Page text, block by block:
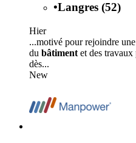
•Langres (52)
Hier
...motivé pour rejoindre
du bâtiment et des travaux
dès...
New